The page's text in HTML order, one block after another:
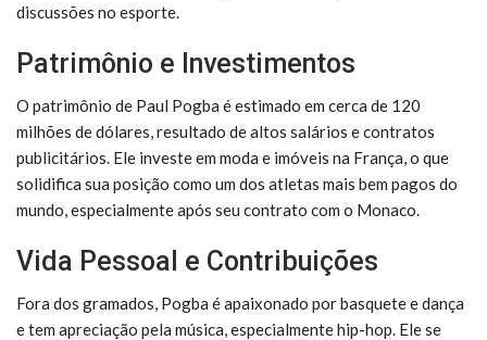
discussões no esporte.
Patrimônio e Investimentos
O patrimônio de Paul Pogba é estimado em cerca de 120
milhões de dólares, resultado de altos salários e contratos
publicitários. Ele investe em moda e imóveis na França, o que
solidifica sua posição como um dos atletas mais bem pagos do
mundo, especialmente após seu contrato com o Monaco.
Vida Pessoal e Contribuições
Fora dos gramados, Pogba é apaixonado por basquete e dança
e tem apreciação pela música, especialmente hip-hop. Ele se